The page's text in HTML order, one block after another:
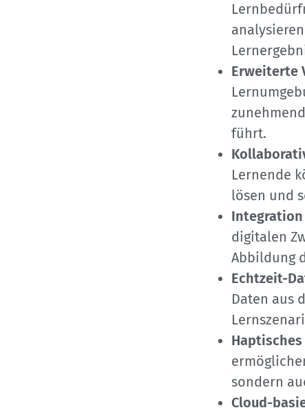
Erweiterte
führt.
Lernende
lösen und
Integration
digitalen
Abbildung
Echtzeit-
Daten aus
Haptisches
sondern
Cloud-